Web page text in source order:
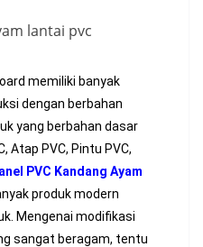
memiliki banyak
dengan berbahan
yang berbahan dasar
Atap PVC, Pintu PVC,
PVC Kandang Ayam
produk modern
Mengenai modifikasi
sangat beragam, tentu